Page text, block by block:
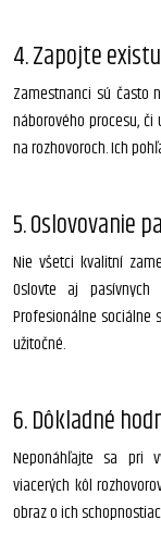
4. Zapojte
Zamestnanci sú často
náborového procesu,
na rozhovoroch. Ich
5. Oslovovanie
Nie všetci kvalitní
Oslovte aj pasívnych
Profesionálne sociálne
užitočné.
6. Dôkladné
Neponáhľajte sa pri
viacerých kôl
obraz o ich